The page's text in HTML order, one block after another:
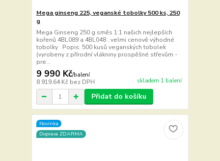
Mega ginseng 225, veganské tobolky 500 ks, 250
g
Mega Ginseng 250 g směs 1:1 našich nejlepších
kořenů 4BL089 a 4BL048 , velmi cenově výhodné
tobolky Popis: 500 kusů veganských tobolek
(vyrobeny z přírodní vlákniny prospěšné střevům -
pre...
9 990 Kč/balení
8 919,64 Kč bez DPH skladem 1 balení
Přidat do košíku
Novinka
Doprava ZDARMA